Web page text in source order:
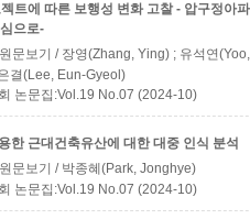
트에 따른 보행성 변화 고찰 - 압구정아
으로-
원문보기 / 장영(Zhang, Ying) ; 유석연
결(Lee, Eun-Gyeol)
논문집:Vol.19 No.07 (2024-10)
한 근대건축유산에 대한 대중 인식 분석
원문보기 / 박종혜(Park, Jonghye)
논문집:Vol.19 No.07 (2024-10)